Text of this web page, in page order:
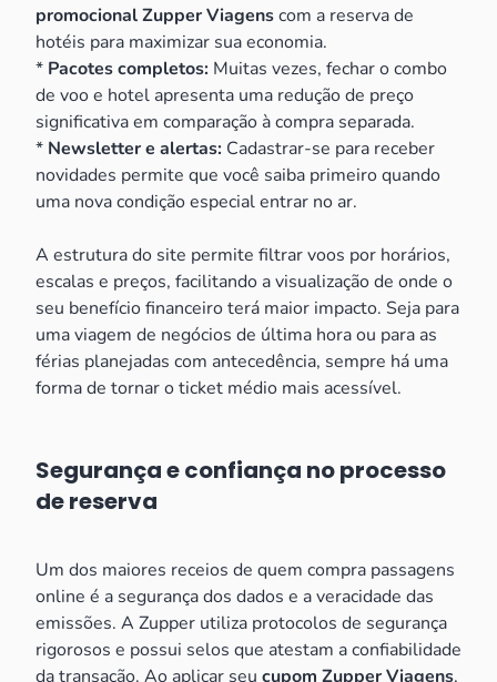
promocional Zupper Viagenscom a reserva de
hotéis para maximizar sua economia.
* Pacotes completos: Muitas vezes, fechar o combo
de voo e hotel apresenta uma redução de preço
significativa em comparação à compra separada.
* Newsletter e alertas: Cadastrar-se para receber
novidades permite que você saiba primeiro quando
uma nova condição especial entrar no ar.
A estrutura do site permite filtrar voos por horários,
escalas e preços, facilitando a visualização de onde o
seu benefício financeiro terá maior impacto. Seja para
uma viagem de negócios de última hora ou para as
férias planejadas com antecedência, sempre há uma
forma de tornar o ticket médio mais acessível.
Segurança e confiança no processo
de reserva
Um dos maiores receios de quem compra passagens
online é a segurança dos dados e a veracidade das
emissões. A Zupper utiliza protocolos de segurança
rigorosos e possui selos que atestam a confiabilidade
da transação. Ao aplicar seu cupom Zupper Viagens,